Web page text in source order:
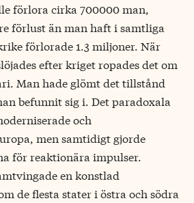
förlora cirka 700000 man,
förlust än man haft i samtliga
förlorade 1.3 miljoner. När
efter kriget ropades det om
Man hade glömt det tillstånd
befunnit sig i. Det paradoxala
och
men samtidigt gjorde
för reaktionära impulser.
en konstlad
de flesta stater i östra och södra